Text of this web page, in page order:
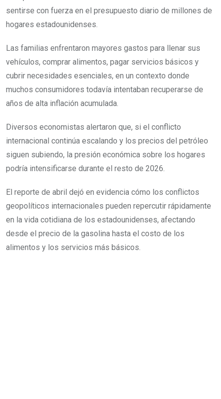
sentirse con fuerza en el presupuesto diario de millones de
hogares estadounidenses.
Las familias enfrentaron mayores gastos para llenar sus
vehículos, comprar alimentos, pagar servicios básicos y
cubrir necesidades esenciales, en un contexto donde
muchos consumidores todavía intentaban recuperarse de
años de alta inflación acumulada.
Diversos economistas alertaron que, si el conflicto
internacional continúa escalando y los precios del petróleo
siguen subiendo, la presión económica sobre los hogares
podría intensificarse durante el resto de 2026.
El reporte de abril dejó en evidencia cómo los conflictos
geopolíticos internacionales pueden repercutir rápidamente
en la vida cotidiana de los estadounidenses, afectando
desde el precio de la gasolina hasta el costo de los
alimentos y los servicios más básicos.